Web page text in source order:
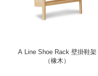
A Line Shoe Rack 壁掛鞋架
（橡木）